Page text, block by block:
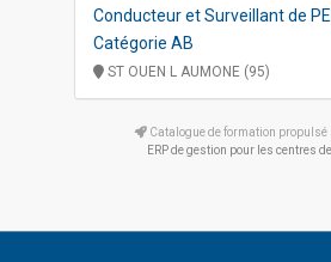
Conducteur et Surveillant de
Catégorie AB
ST OUEN L AUMONE (95)
Catalogue de formation propulsé
ERP de gestion pour les centres